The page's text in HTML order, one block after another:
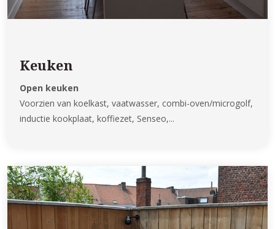
Keuken
Open keuken
Voorzien van koelkast, vaatwasser, combi-oven/microgolf,
inductie kookplaat, koffiezet, Senseo,...